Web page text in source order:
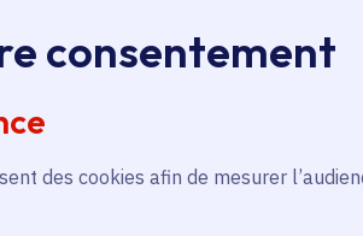
consentement
des cookies afin de mesurer
» pour qu'il soit en rouge. Une
Redescendez au niveau du
par catégorie (emploi de
77, 78, 91, 92, 93, 94, 95).